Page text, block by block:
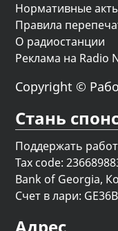
Нормативные
Правила
О радиостанции
Реклама на Radio
Copyright ©
Стань
Поддержать
Tax code:
Bank of Georgia,
Счет в лари: